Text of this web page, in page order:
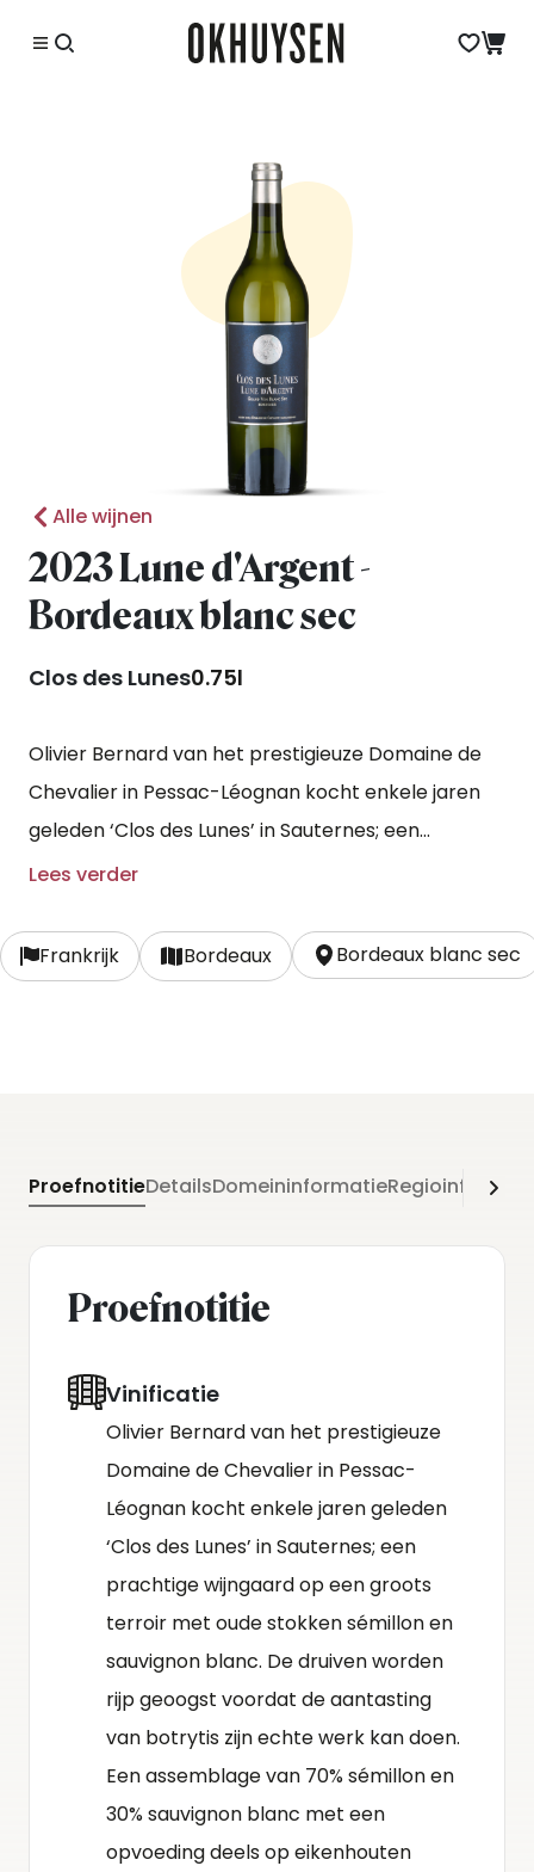
Alle wijnen
2023 Lune d'Argent -
Bordeaux blanc sec
Clos des Lunes0.75l
Olivier Bernard van het prestigieuze Domaine de
Chevalier in Pessac-Léognan kocht enkele jaren
geleden ‘Clos des Lunes’ in Sauternes; een
prachtige wijngaard op een groots terroir met
druiven worden rijp geoogst voordat de aantasting
van botrytis zijn echte werk kan doen. Een
Lees verder
Frankrijk Bordeaux Bordeaux blanc sec
ProefnotitieDetailsDomeininformatie
Proefnotitie
Vinificatie
Olivier Bernard van het prestigieuze
Domaine de Chevalier in Pessac-
Léognan kocht enkele jaren geleden
‘Clos des Lunes’ in Sauternes; een
prachtige wijngaard op een groots
terroir met oude stokken sémillon en
sauvignon blanc. De druiven worden
rijp geoogst voordat de aantasting
van botrytis zijn echte werk kan doen.
Een assemblage van 70% sémillon en
30% sauvignon blanc met een
opvoeding deels op eikenhouten